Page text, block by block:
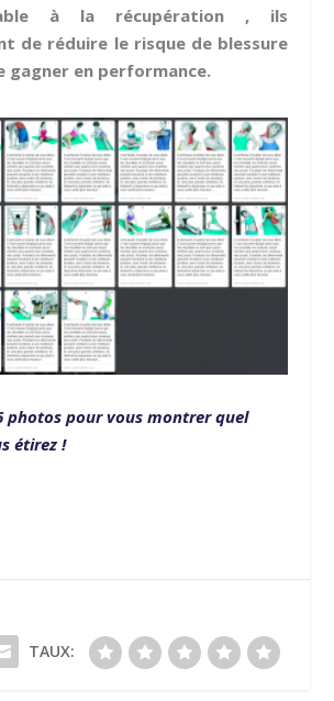
à la récupération , ils
de réduire le risque de blessure
gagner en performance.
photos pour vous montrer quel
étirez !
TAUX: